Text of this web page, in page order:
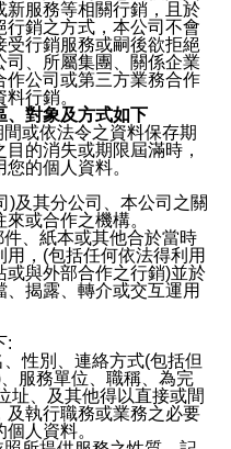
新服務等相關行銷，且於
銷之方式，本公司不會
受行銷服務或嗣後欲拒絕
司、所屬集團、關係企業
作公司或第三方業務合作
行銷。
、對象及方式如下
或依法令之資料保存期
的消失或期限屆滿時，
的個人資料。
)及其分公司、本公司之關
或合作之機構。
、紙本或其他合於當時
，(包括任何依法得利用
或與外部合作之行銷)並於
揭露、轉介或交互運用
:
性別、連絡方式(包括但
服務單位、職稱、為完
址、及其他得以直接或間
及執行職務或業務之必要
人資料。